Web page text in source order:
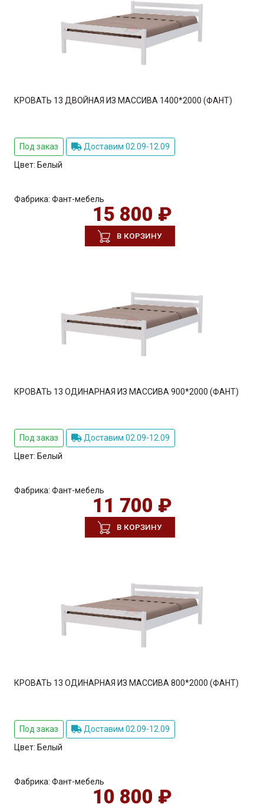
КРОВАТЬ 13 ДВОЙНАЯ ИЗ МАССИВА 1400*2000 (ФАНТ)
Под заказ
Доставим 02.09-12.09
Цвет: Белый
Фабрика: Фант-мебель
15 800 ₽
В КОРЗИНУ
КРОВАТЬ 13 ОДИНАРНАЯ ИЗ МАССИВА 900*2000 (ФАНТ)
Под заказ
Доставим 02.09-12.09
Цвет: Белый
Фабрика: Фант-мебель
11 700 ₽
В КОРЗИНУ
КРОВАТЬ 13 ОДИНАРНАЯ ИЗ МАССИВА 800*2000 (ФАНТ)
Под заказ
Доставим 02.09-12.09
Цвет: Белый
Фабрика: Фант-мебель
10 800 ₽